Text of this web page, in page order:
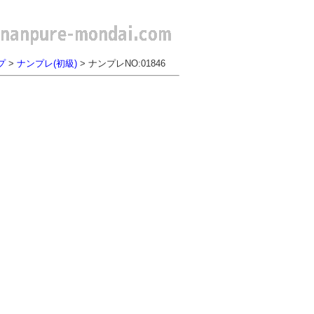
> ナンプレ(初級) > ナンプレNO:01846